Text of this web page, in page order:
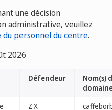
une décision
administrative, veuillez
personnel du centre.
2026
Défendeur
Nom(s)
Z X